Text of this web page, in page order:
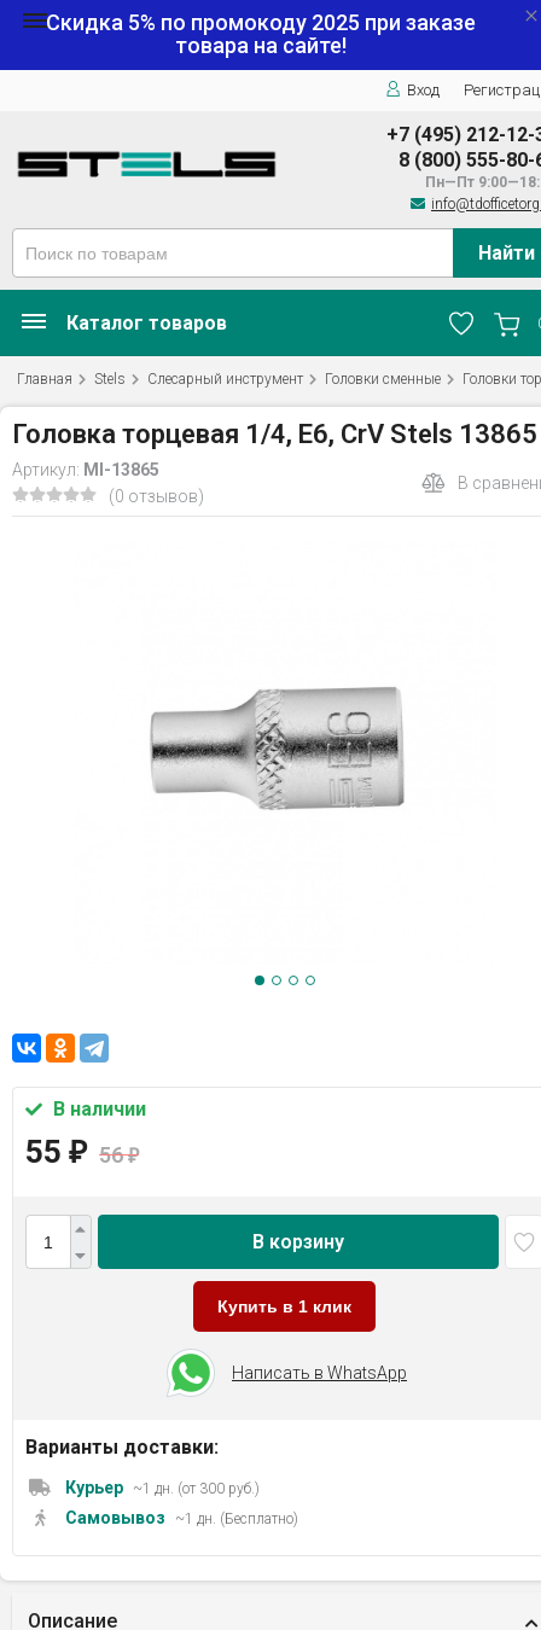
Скидка 5% по промокоду 2025 при заказе
товара на сайте!
Вход
+7 (495) 212-12-
8 (800) 555-80-
Пн—Пт
Найти
Каталог товаров
Главная Stels Слесарный инструмент Головки сменные Головки
Головка торцевая 1/4, Е6, CrV Stels 13865
Артикул: MI-13865
(0 отзывов)
В
В наличии
55 ₽ 56₽
В корзину
Купить в 1 клик
Написать в WhatsApp
Варианты доставки:
Курьер ~1 дн. (от 300 руб.)
Самовывоз ~1 дн. (Бесплатно)
Описание